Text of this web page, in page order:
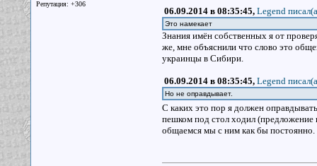
Репутация: +306
06.09.2014 в 08:35:45, Legend
Это намекает
Знания имён собственных я от
же, мне объяснили что слово это
украинцы в Сибири.
06.09.2014 в 08:35:45, Legend
Но не оправдывает.
С каких это пор я должен
пешком под стол ходил (предложение
общаемся мы с ним как бы постоянно.